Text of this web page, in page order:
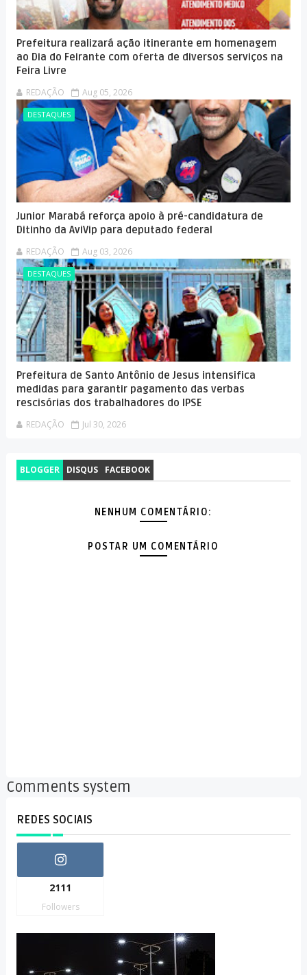
Prefeitura realizará ação itinerante em homenagem
ao Dia do Feirante com oferta de diversos serviços na
Feira Livre
REDAÇÃO Aug 05, 2026
DESTAQUES
Junior Marabá reforça apoio à pré-candidatura de
Ditinho da AviVip para deputado federal
REDAÇÃO Aug 03, 2026
DESTAQUES
Prefeitura de Santo Antônio de Jesus intensifica
medidas para garantir pagamento das verbas
rescisórias dos trabalhadores do IPSE
REDAÇÃO Jul 30, 2026
BLOGGER DISQUS FACEBOOK
NENHUM COMENTÁRIO:
POSTAR UM COMENTÁRIO
Comments system
REDES SOCIAIS
2111
Followers